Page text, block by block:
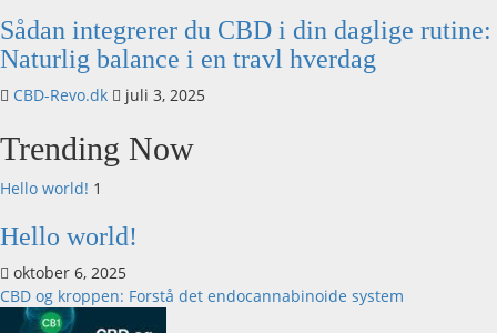
Sådan integrerer du CBD i din daglige rutine:
Naturlig balance i en travl hverdag
CBD-Revo.dk juli 3, 2025
Trending Now
Hello world! 1
Hello world!
oktober 6, 2025
CBD og kroppen: Forstå det endocannabinoide system